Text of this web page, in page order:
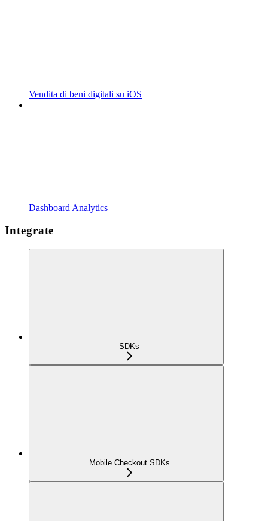
Vendita di beni digitali su iOS
Dashboard Analytics
Integrate
SDKs
Mobile Checkout SDKs